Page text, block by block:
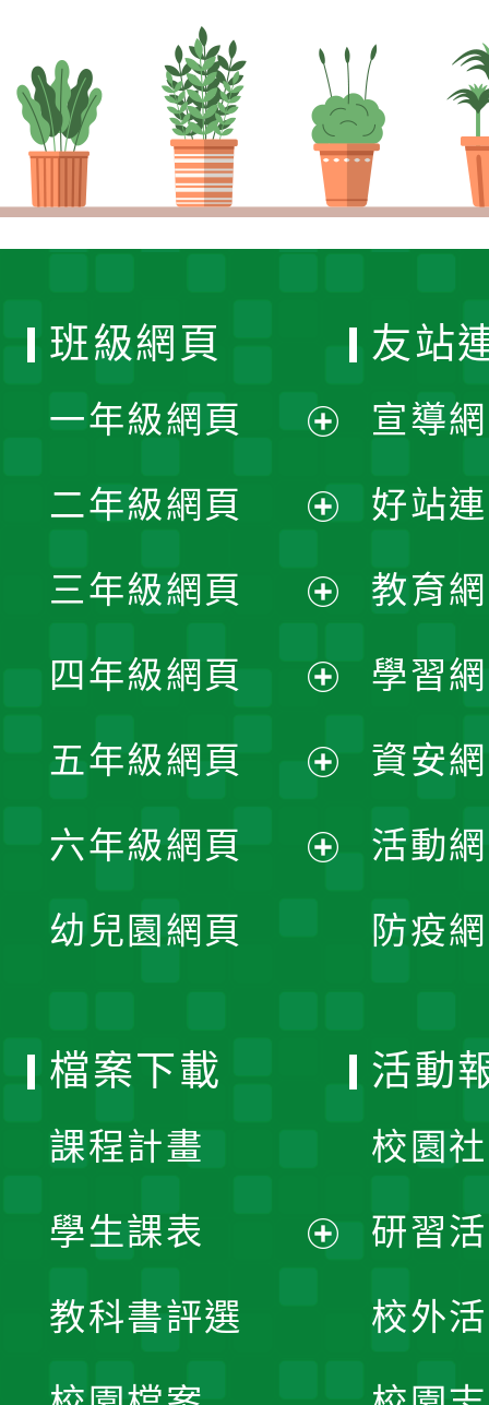
班級網頁
一年級網頁
開
選
單
二年級網頁
開
選
單
三年級網頁
開
選
單
四年級網頁
開
選
五年級網頁
開
六年級網頁
幼兒園網頁
友站
宣導
好站
教育
學習
資安
活動
防疫
檔案下載
課程計畫
學生課表
教科書評選
活動
校園
研習
校外